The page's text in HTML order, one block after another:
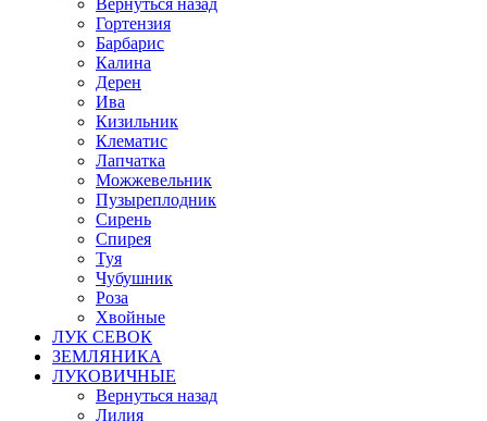
Гортензия
Барбарис
Калина
Дерен
Ива
Кизильник
Клематис
Лапчатка
Можжевельник
Пузыреплодник
Сирень
Спирея
Туя
Чубушник
Роза
Хвойные
ЛУК СЕВОК
ЗЕМЛЯНИКА
ЛУКОВИЧНЫЕ
Вернуться назад
Лилия